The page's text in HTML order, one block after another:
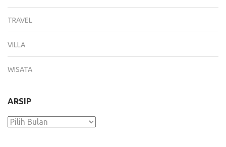
TRAVEL
VILLA
WISATA
ARSIP
Arsip